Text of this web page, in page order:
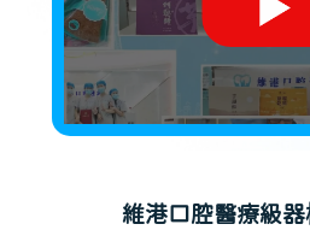
維港口腔醫療級